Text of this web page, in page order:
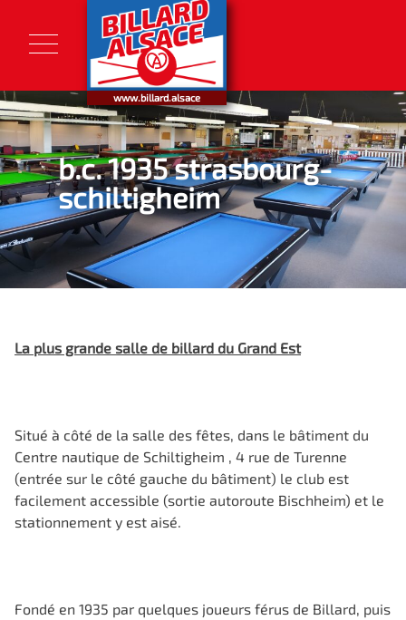
content
www.billard.alsace
b.c. 1935 strasbourg-
schiltigheim
La plus grande salle de billard du Grand Est
Situé à côté de la salle des fêtes, dans le bâtiment du
Centre nautique de Schiltigheim , 4 rue de Turenne
(entrée sur le côté gauche du bâtiment) le club est
facilement accessible (sortie autoroute Bischheim) et le
stationnement y est aisé.
Fondé en 1935 par quelques joueurs férus de Billard, puis